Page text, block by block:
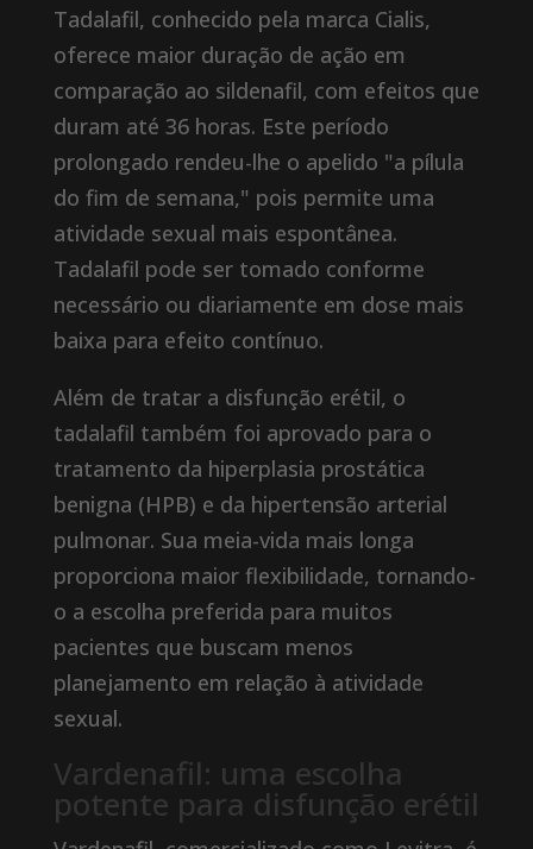
Tadalafil, conhecido pela marca Cialis,
oferece maior duração de ação em
comparação ao sildenafil, com efeitos que
duram até 36 horas. Este período
prolongado rendeu-lhe o apelido "a pílula
do fim de semana," pois permite uma
atividade sexual mais espontânea.
Tadalafil pode ser tomado conforme
necessário ou diariamente em dose mais
baixa para efeito contínuo.
Além de tratar a disfunção erétil, o
tadalafil também foi aprovado para o
tratamento da hiperplasia prostática
benigna (HPB) e da hipertensão arterial
pulmonar. Sua meia-vida mais longa
proporciona maior flexibilidade, tornando-
o a escolha preferida para muitos
pacientes que buscam menos
planejamento em relação à atividade
sexual.
Vardenafil: uma escolha
potente para disfunção erétil